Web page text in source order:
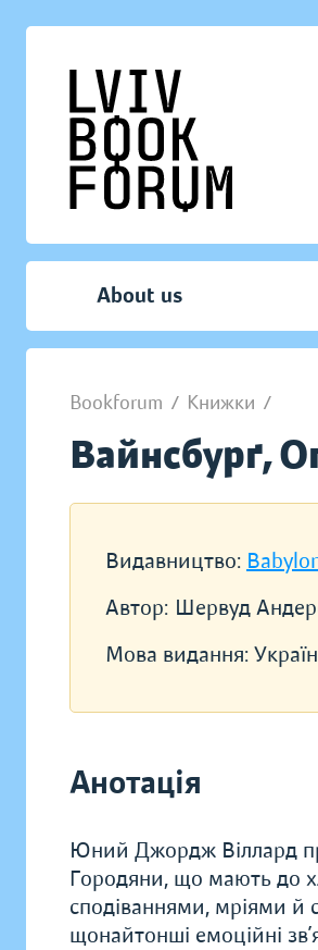
About us
Bookforum / Книжки /
Вайнсбурґ,
Видавництво:
Автор: Шервуд
Мова видання:
Анотація
Юний Джордж Віллард
Городяни, що мають до
сподіваннями, мріями й
щонайтонші емоційні